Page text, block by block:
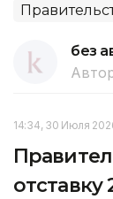
без
14:34, 30 Июля
отставку